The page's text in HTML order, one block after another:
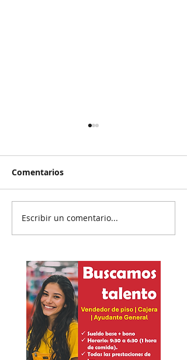
Abren proceso
sancionador a
Comentarios
Escribir un comentario...